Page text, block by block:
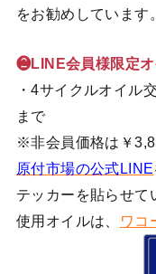
をお勧めしています。
❷LINE会員様限定オ
・4サイクルオイ
まで
※非会員価格は￥
原付市場の公式LINE
テッカーを貼らせて
使用オイルは、
ワコ